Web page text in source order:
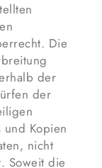
Die
der
der
Kopien
nicht
Soweit die